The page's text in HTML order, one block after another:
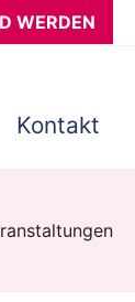
WERDEN
Kontakt